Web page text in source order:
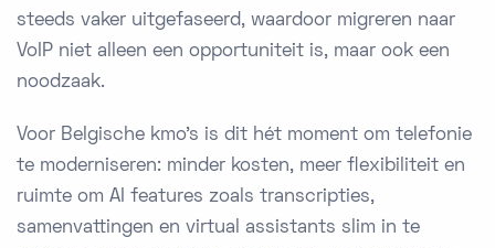
steeds vaker uitgefaseerd, waardoor migreren naar
VoIP niet alleen een opportuniteit is, maar ook een
noodzaak.
Voor Belgische kmo's is dit hét moment om telefonie
te moderniseren: minder kosten, meer flexibiliteit en
ruimte om AI features zoals transcripties,
samenvattingen en virtual assistants slim in te